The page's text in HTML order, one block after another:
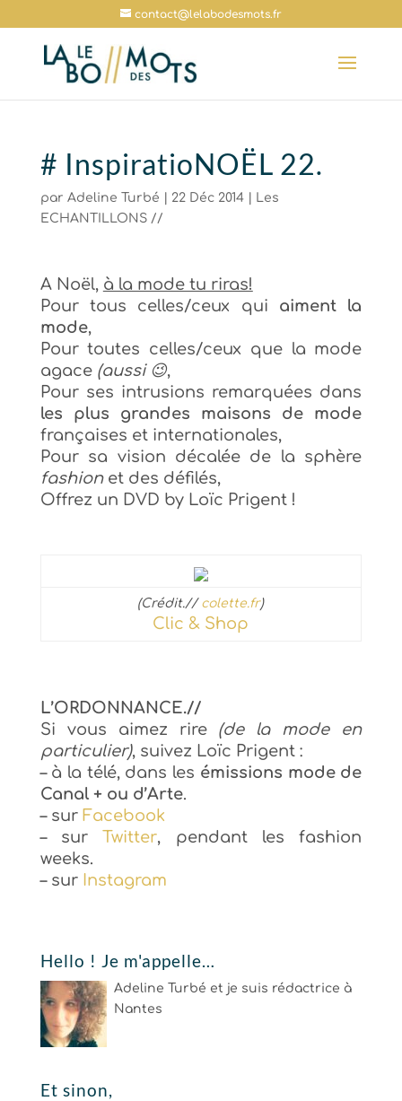
contact@lelabodesmots.fr
# InspiratioNOËL 22.
par Adeline Turbé 22 Déc 2014|
Les
ECHANTILLONS //
A Noël, à la mode tu riras!
Pour tous celles/ceux qui aiment la
mode,
Pour toutes celles/ceux que la mode
agace (aussi 😉,
Pour ses intrusions remarquées dans
les plus grandes maisons de mode
françaises et internationales,
Pour sa vision décalée de la sphère
fashion et des défilés,
Offrez un DVD by Loïc Prigent !
(Crédit.//colette.fr)
Clic & Shop
L’ORDONNANCE.//
Si vous aimez rire (de la mode en
particulier), suivez Loïc Prigent :
– à la télé, dans les émissions mode de
Canal + ou d’Arte.
– sur Facebook
– surTwitter, pendant les fashion
weeks.
– sur Instagram
Hello ! Je m'appelle…
Adeline Turbé et je suis rédactrice à
Nantes
Et sinon,